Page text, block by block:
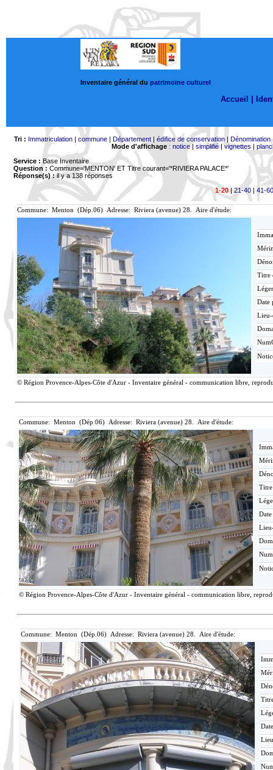
Inventaire général du patrimoine culturel
Accueil |
Tri : Immatriculation| commune| Département| édifice de conservation| Dénomination
Mode d'affichage: notice| simplifié|vignettes |
Service : Base Inventaire
Question : Commune='MENTON' ET Titre courant='*RIVIERA PALACE*'
Réponse(s) :il y a 138 réponses
1-20|21-40 | 41-60
Commune: Menton (Dép.06) Adresse: Riviera (avenue) 28. Aire d'étude:
Titre
Date
© Région Provence-Alpes-Côte d'Azur - Inventaire général - communication libre,
Commune: Menton (Dép.06) Adresse: Riviera (avenue) 28. Aire d'étude:
© Région Provence-Alpes-Côte d'Azur - Inventaire général - communication libre,
Commune: Menton (Dép.06) Adresse: Riviera (avenue) 28. Aire d'étude: